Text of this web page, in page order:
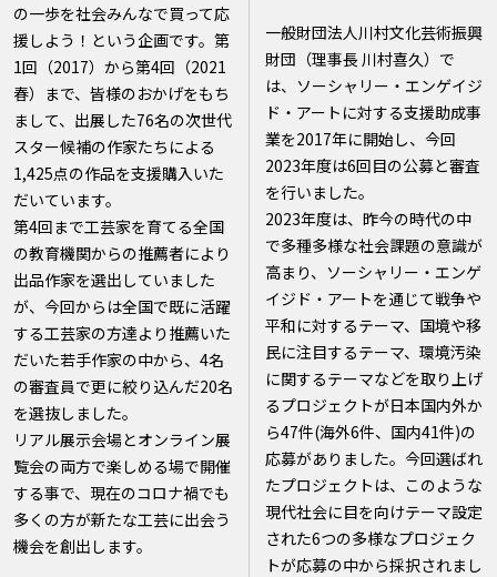
の一歩を社会みんなで買って応
援しよう！という企画です。第
1回（2017）から第4回（2021
春）まで、皆様のおかげをもち
まして、出展した76名の次世代
スター候補の作家たちによる
1,425点の作品を支援購入いた
だいています。
第4回まで工芸家を育てる全国
の教育機関からの推薦者により
出品作家を選出していました
が、今回からは全国で既に活躍
する工芸家の方達より推薦いた
だいた若手作家の中から、4名
の審査員で更に絞り込んだ20名
を選抜しました。
リアル展示会場とオンライン展
覧会の両方で楽しめる場で開催
する事で、現在のコロナ禍でも
多くの方が新たな工芸に出会う
機会を創出します。
一般財団法人川村文化芸術振興
財団（理事長 川村喜久）で
は、ソーシャリー・エンゲイジ
ド・アートに対する支援助成事
業を2017年に開始し、今回
2023年度は6回目の公募と審査
を行いました。
2023年度は、昨今の時代の中
で多種多様な社会課題の意識が
高まり、ソーシャリー・エンゲ
イジド・アートを通じて戦争や
平和に対するテーマ、国境や移
民に注目するテーマ、環境汚染
に関するテーマなどを取り上げ
るプロジェクトが日本国内外か
ら47件(海外6件、国内41件)の
応募がありました。今回選ばれ
たプロジェクトは、このような
現代社会に目を向けテーマ設定
された6つの多様なプロジェク
トが応募の中から採択されまし